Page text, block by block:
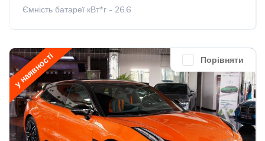
Ємність батареї кВт*г - 26.6
Порівняти
у наявності